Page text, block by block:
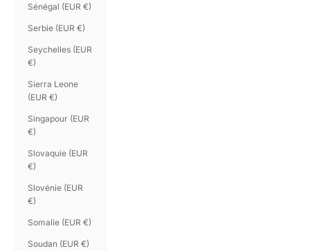
Sénégal (EUR €)
Serbie (EUR €)
Seychelles (EUR
€)
Sierra Leone
(EUR €)
Singapour (EUR
€)
Slovaquie (EUR
€)
Slovénie (EUR
€)
Somalie (EUR €)
Soudan (EUR €)